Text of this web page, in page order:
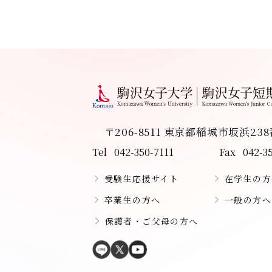
〒206-8511 東京都稲城市坂浜
Tel 042-350-7111 Fax 042-
受験生応援サイト
在学生の
卒業生の方へ
一般の方へ
保護者・ご父母の方へ